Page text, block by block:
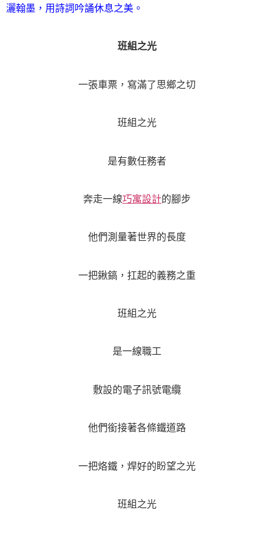
灑翰墨，用詩詞吟誦休息之美。
班組之光
一張車票，寫滿了思鄉之切
班組之光
是有數任務者
奔走一線巧寓設計的腳步
他們測量著世界的長度
一把鍬鎬，扛起的義務之重
班組之光
是一線職工
敷設的電子訊號電纜
他們銜接著各條鐵道路
一把烙鐵，焊好的盼望之光
班組之光